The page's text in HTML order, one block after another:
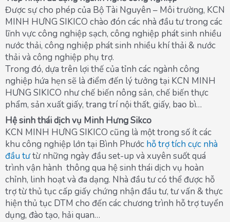
Được sự cho phép của Bộ Tài Nguyên – Môi trường, KCN
MINH HƯNG SIKICO chào đón các nhà đầu tư trong các
lĩnh vực công nghiệp sạch, công nghiệp phát sinh nhiều
nước thải, công nghiệp phát sinh nhiều khí thải & nước
thải và công nghiệp phụ trợ.
Trong đó, dựa trên lợi thế của tỉnh các ngành công
nghiệp hứa hẹn sẽ là điểm đến lý tưởng tại KCN MINH
HƯNG SIKICO như chế biến nông sản, chế biến thực
phẩm, sản xuất giấy, trang trí nội thất, giấy, bao bì…
Hệ sinh thái dịch vụ Minh Hưng Sikco
KCN MINH HƯNG SIKICO cũng là một trong số ít các
khu công nghiệp lớn tại Bình Phước hỗ trợ tích cực nhà
đầu tưtừ những ngày đầu set-up và xuyên suốt quá
trình vận hành thông qua hệ sinh thái dịch vụ hoàn
chỉnh, linh hoạt và đa dạng. Nhà đầu tư có thể được hỗ
trợ từ thủ tục cấp giấy chứng nhận đầu tư, tư vấn & thực
hiện thủ tục DTM cho đến các chương trình hỗ trợ tuyển
dụng, đào tạo, hải quan…